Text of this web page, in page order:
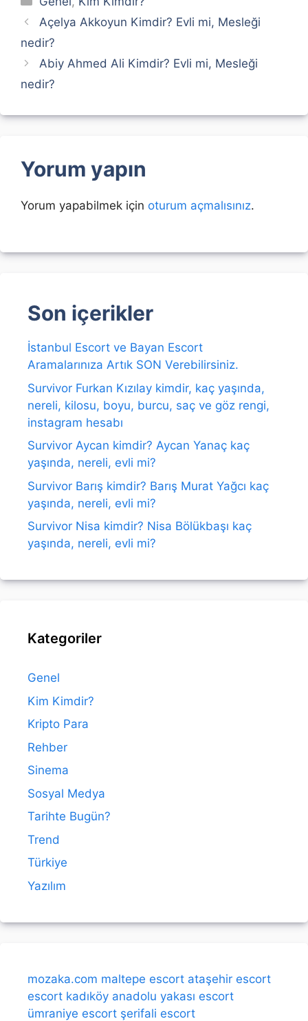
Açelya Akkoyun Kimdir? Evli mi, Mesleği
nedir?
Abiy Ahmed Ali Kimdir? Evli mi, Mesleği
nedir?
Yorum yapın
Yorum yapabilmek için oturum açmalısınız.
Son içerikler
İstanbul Escort ve Bayan Escort
Aramalarınıza Artık SON Verebilirsiniz.
Survivor Furkan Kızılay kimdir, kaç yaşında,
nereli, kilosu, boyu, burcu, saç ve göz rengi,
instagram hesabı
Survivor Aycan kimdir? Aycan Yanaç kaç
yaşında, nereli, evli mi?
Survivor Barış kimdir? Barış Murat Yağcı kaç
yaşında, nereli, evli mi?
Survivor Nisa kimdir? Nisa Bölükbaşı kaç
yaşında, nereli, evli mi?
Kategoriler
Genel
Kim Kimdir?
Kripto Para
Rehber
Sinema
Sosyal Medya
Tarihte Bugün?
Trend
Türkiye
Yazılım
mozaka.com maltepe escort ataşehir escort
escort kadıköy anadolu yakası escort
ümraniye escort şerifali escort